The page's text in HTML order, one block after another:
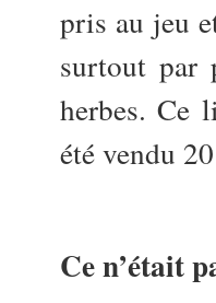
pris au jeu
surtout par
herbes. Ce
été vendu
Ce n’était